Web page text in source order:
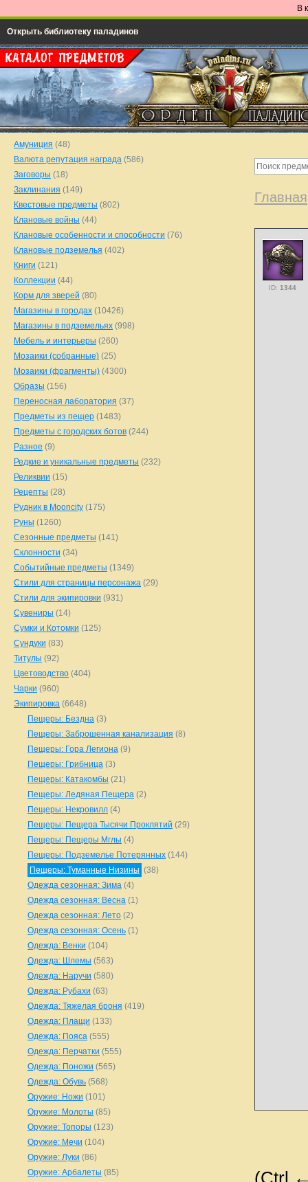
В
Открыть библиотеку паладинов
Главная
ID: 1344
(Ctrl
Амуниция (48)
Валюта репутация награда (586)
Заговоры (18)
Заклинания (149)
Квестовые предметы (802)
Клановые войны (44)
Клановые особенности и способности (76)
Клановые подземелья (402)
Книги (121)
Коллекции (44)
Корм для зверей (80)
Магазины в городах (10426)
Магазины в подземельях (998)
Мебель и интерьеры (260)
Мозаики (собранные) (25)
Мозаики (фрагменты) (4300)
Образы (156)
Переносная лаборатория (37)
Предметы из пещер (1483)
Предметы с городских ботов (244)
Разное (9)
Редкие и уникальные предметы (232)
Реликвии (15)
Рецепты (28)
Рудник в Mooncity (175)
Руны (1260)
Сезонные предметы (141)
Склонности (34)
Событийные предметы (1349)
Стили для страницы персонажа (29)
Стили для экипировки (931)
Сувениры (14)
Сумки и Котомки (125)
Сундуки (83)
Титулы (92)
Цветоводство (404)
Чарки (960)
Экипировка (6648)
Пещеры: Бездна (3)
Пещеры: Заброшенная канализация (8)
Пещеры: Гора Легиона (9)
Пещеры: Грибница (3)
Пещеры: Катакомбы (21)
Пещеры: Ледяная Пещера (2)
Пещеры: Некровилл (4)
Пещеры: Пещера Тысячи Проклятий (29)
Пещеры: Пещеры Мглы (4)
Пещеры: Подземелье Потерянных (144)
Пещеры: Туманные Низины (38)
Одежда сезонная: Зима (4)
Одежда сезонная: Весна (1)
Одежда сезонная: Лето (2)
Одежда сезонная: Осень (1)
Одежда: Венки (104)
Одежда: Шлемы (563)
Одежда: Наручи (580)
Одежда: Рубахи (63)
Одежда: Тяжелая броня (419)
Одежда: Плащи (133)
Одежда: Пояса (555)
Одежда: Перчатки (555)
Одежда: Поножи (565)
Одежда: Обувь (568)
Оружие: Ножи (101)
Оружие: Молоты (85)
Оружие: Топоры (123)
Оружие: Мечи (104)
Оружие: Луки (86)
Оружие: Арбалеты (85)